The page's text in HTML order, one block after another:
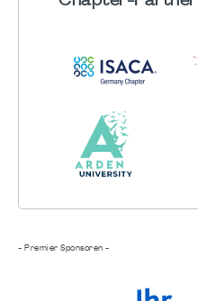
- Premier Sponsoren -